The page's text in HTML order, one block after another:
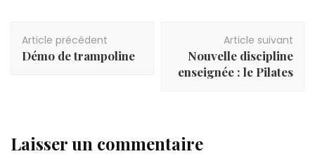
d'article
Article précédent
Démo de trampoline
Article suivant
Nouvelle discipline
enseignée : le Pilates
Laisser un commentaire